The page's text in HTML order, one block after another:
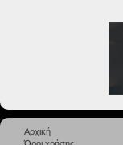
Αρχική